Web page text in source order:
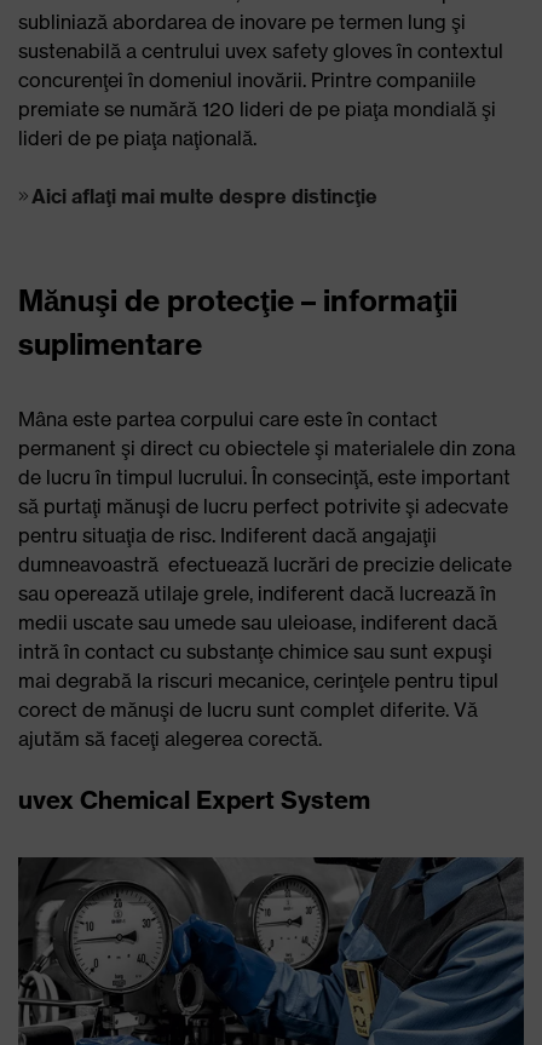
subliniază abordarea de inovare pe termen lung şi
sustenabilă a centrului uvex safety gloves în contextul
concurenţei în domeniul inovării. Printre companiile
premiate se numără 120 lideri de pe piaţa mondială şi
lideri de pe piaţa naţională.
Aici aflaţi mai multe despre distincţie
Mănuşi de protecţie – informaţii
suplimentare
Mâna este partea corpului care este în contact
permanent şi direct cu obiectele şi materialele din zona
de lucru în timpul lucrului. În consecinţă, este important
să purtaţi mănuşi de lucru perfect potrivite şi adecvate
pentru situaţia de risc. Indiferent dacă angajaţii
dumneavoastră efectuează lucrări de precizie delicate
sau operează utilaje grele, indiferent dacă lucrează în
medii uscate sau umede sau uleioase, indiferent dacă
intră în contact cu substanţe chimice sau sunt expuşi
mai degrabă la riscuri mecanice, cerinţele pentru tipul
corect de mănuşi de lucru sunt complet diferite. Vă
ajutăm să faceţi alegerea corectă.
uvex Chemical Expert System